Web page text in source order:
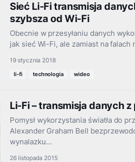
Sieć Li-Fi transmisja
szybsza od Wi-Fi
Obecnie w przesyłaniu danych
jak sieć Wi-Fi, ale zamiast na
19 stycznia 2018
li-fi technologia wideo
Li-Fi – transmisja danych
Pomysł wykorzystania światła do
Alexander Graham Bell
wynalazku…
26 listopada 2015